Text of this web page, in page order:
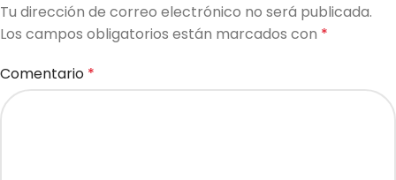
Tu dirección de correo electrónico no será publicada.
Los campos obligatorios están marcados con *
Comentario *